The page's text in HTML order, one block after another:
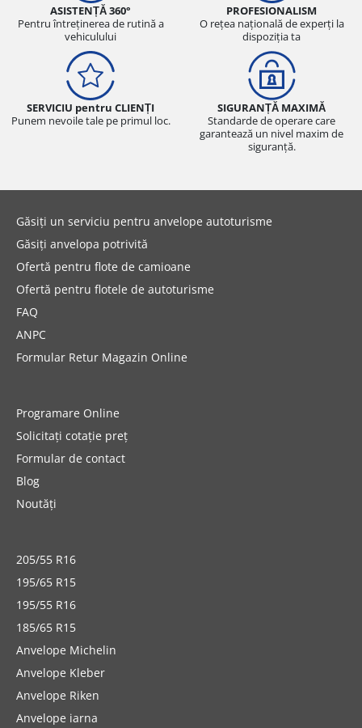
ASISTENȚĂ 360°
Pentru întreținerea de rutină a
vehiculului
PROFESIONALISM
O rețea națională de experți la
dispoziția ta
SERVICIU pentru CLIENȚI
Punem nevoile tale pe primul loc.
SIGURANȚĂ MAXIMĂ
Standarde de operare care
garantează un nivel maxim de
siguranță.
Găsiți un serviciu pentru anvelope autoturisme
Găsiți anvelopa potrivită
Ofertă pentru flote de camioane
Ofertă pentru flotele de autoturisme
FAQ
ANPC
Formular Retur Magazin Online
Programare Online
Solicitați cotație preț
Formular de contact
Blog
Noutăți
205/55 R16
195/65 R15
195/55 R16
185/65 R15
Anvelope Michelin
Anvelope Kleber
Anvelope Riken
Anvelope iarna